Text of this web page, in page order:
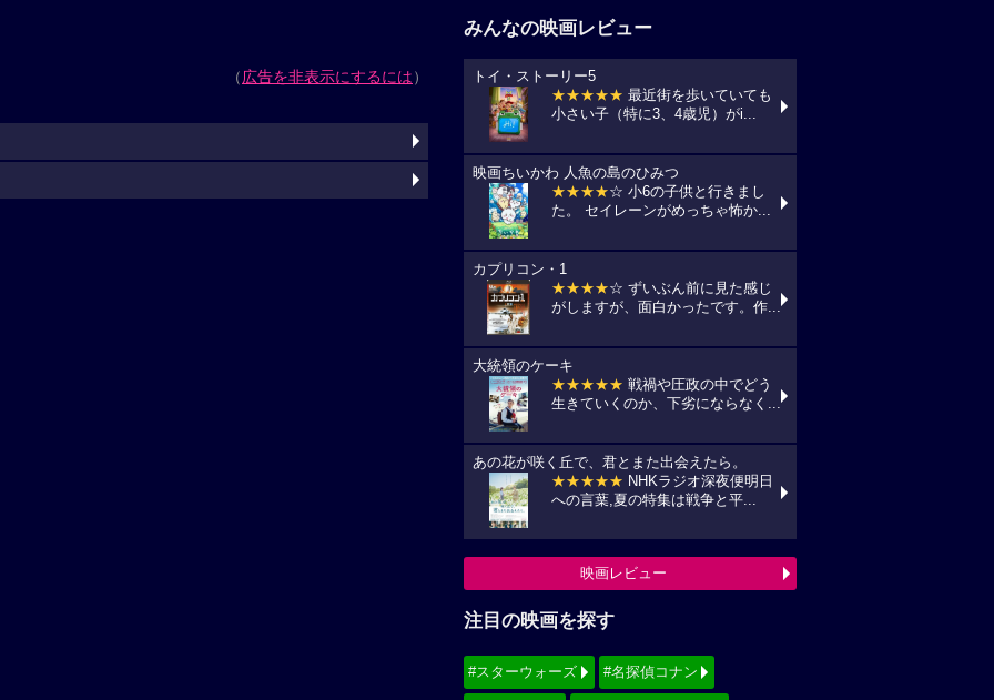
（広告を非表示にするには）
みんなの映画レビュー
トイ・ストーリー5
★★★★★ 最近街を歩いていても
小さい子（特に3、4歳児）がi...
映画ちいかわ 人魚の島のひみつ
★★★★☆ 小6の子供と行きまし
た。 セイレーンがめっちゃ怖か...
カプリコン・1
★★★★☆ ずいぶん前に見た感じ
がしますが、面白かったです。作...
大統領のケーキ
★★★★★ 戦禍や圧政の中でどう
生きていくのか、下劣にならなく...
あの花が咲く丘で、君とまた出会えたら。
★★★★★ NHKラジオ深夜便明日
への言葉,夏の特集は戦争と平...
映画レビュー
注目の映画を探す
#スターウォーズ #名探偵コナン